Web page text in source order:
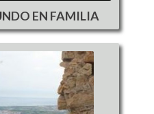
EN FAMILIA